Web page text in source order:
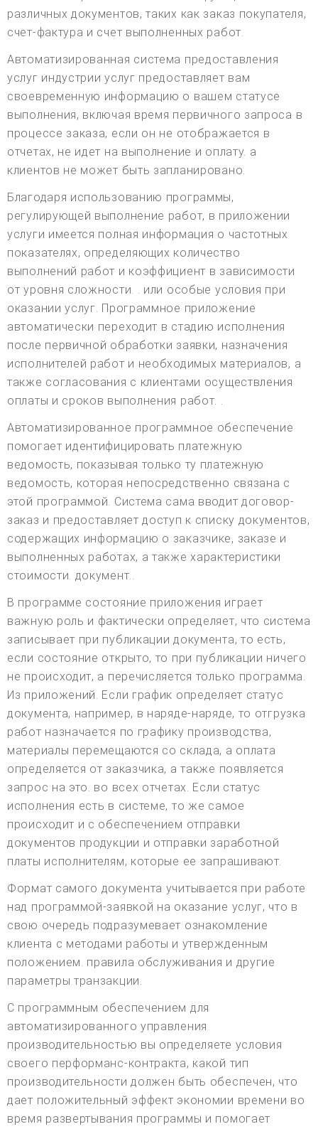
различных документов, таких как заказ покупателя,
счет-фактура и счет выполненных работ.
Автоматизированная система предоставления
услуг индустрии услуг предоставляет вам
своевременную информацию о вашем статусе
выполнения, включая время первичного запроса в
процессе заказа, если он не отображается в
отчетах, не идет на выполнение и оплату. a
клиентов не может быть запланировано.
Благодаря использованию программы,
регулирующей выполнение работ, в приложении
услуги имеется полная информация о частотных
показателях, определяющих количество
выполнений работ и коэффициент в зависимости
от уровня сложности. . или особые условия при
оказании услуг. Программное приложение
автоматически переходит в стадию исполнения
после первичной обработки заявки, назначения
исполнителей работ и необходимых материалов, а
также согласования с клиентами осуществления
оплаты и сроков выполнения работ. .
Автоматизированное программное обеспечение
помогает идентифицировать платежную
ведомость, показывая только ту платежную
ведомость, которая непосредственно связана с
этой программой. Система сама вводит договор-
заказ и предоставляет доступ к списку документов,
содержащих информацию о заказчике, заказе и
выполненных работах, а также характеристики
стоимости. документ..
В программе состояние приложения играет
важную роль и фактически определяет, что система
записывает при публикации документа, то есть,
если состояние открыто, то при публикации ничего
не происходит, а перечисляется только программа.
Из приложений. Если график определяет статус
документа, например, в наряде-наряде, то отгрузка
работ назначается по графику производства,
материалы перемещаются со склада, а оплата
определяется от заказчика, а также появляется
запрос на это. во всех отчетах. Если статус
исполнения есть в системе, то же самое
происходит и с обеспечением отправки
документов продукции и отправки заработной
платы исполнителям, которые ее запрашивают.
Формат самого документа учитывается при работе
над программой-заявкой на оказание услуг, что в
свою очередь подразумевает ознакомление
клиента с методами работы и утвержденным
положением. правила обслуживания и другие
параметры транзакции.
С программным обеспечением для
автоматизированного управления
производительностью вы определяете условия
своего перформанс-контракта, какой тип
производительности должен быть обеспечен, что
дает положительный эффект экономии времени во
время развертывания программы и помогает